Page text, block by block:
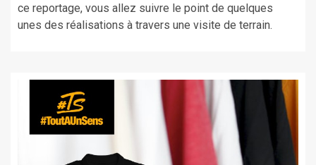
ce reportage, vous allez suivre le point de quelques
unes des réalisations à travers une visite de terrain.